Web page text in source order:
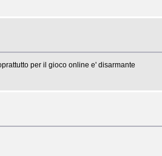
per il gioco online e' disarmante